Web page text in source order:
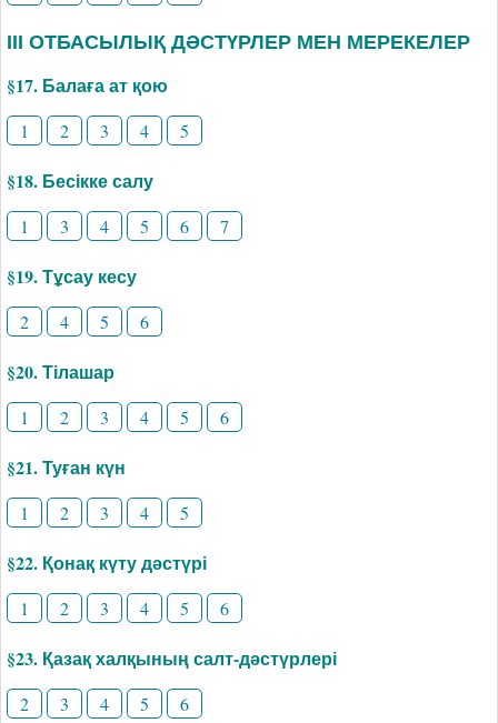
ІІІ ОТБАСЫЛЫҚ ДӘСТҮРЛЕР МЕН МЕРЕКЕЛЕР
§17. Балаға ат қою
1 2 3 4 5
§18. Бесікке салу
1 3 4 5 6 7
§19. Тұсау кесу
2 4 5 6
§20. Тілашар
1 2 3 4 5 6
§21. Туған күн
1 2 3 4 5
§22. Қонақ күту дәстүрі
1 2 3 4 5 6
§23. Қазақ халқының салт-дәстүрлері
2 3 4 5 6